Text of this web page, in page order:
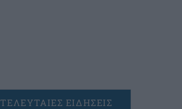
ΤΕΛΕΥΤΑΙΕΣ ΕΙΔΗΣΕΙΣ